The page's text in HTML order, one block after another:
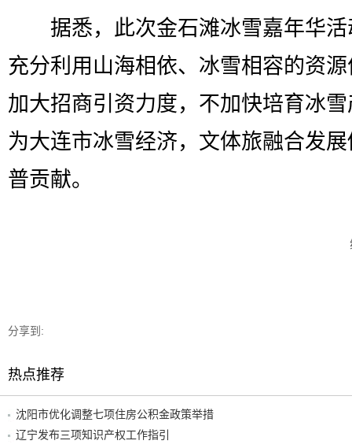
据悉，此次金石滩冰雪嘉年华活
充分利用山海相依、冰雪相容的资
加大招商引资力度，不加快培育冰
为大连市冰雪经济，文体旅融合发
普贡献。
分享到:
热点推荐
沈阳市优化调整七项住房公积金政策举措
辽宁发布三项知识产权工作指引